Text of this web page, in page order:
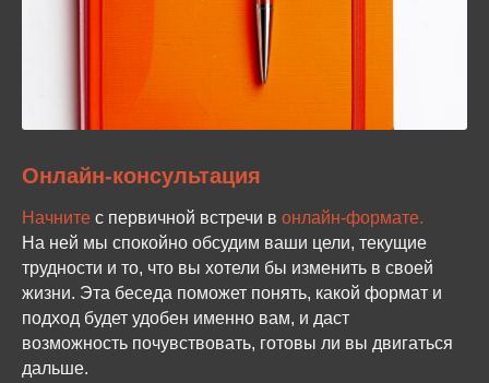
Онлайн-консультация
Начните с первичной встречи в онлайн-формате.
На ней мы спокойно обсудим ваши цели, текущие
трудности и то, что вы хотели бы изменить в своей
жизни. Эта беседа поможет понять, какой формат и
подход будет удобен именно вам, и даст
возможность почувствовать, готовы ли вы двигаться
дальше.